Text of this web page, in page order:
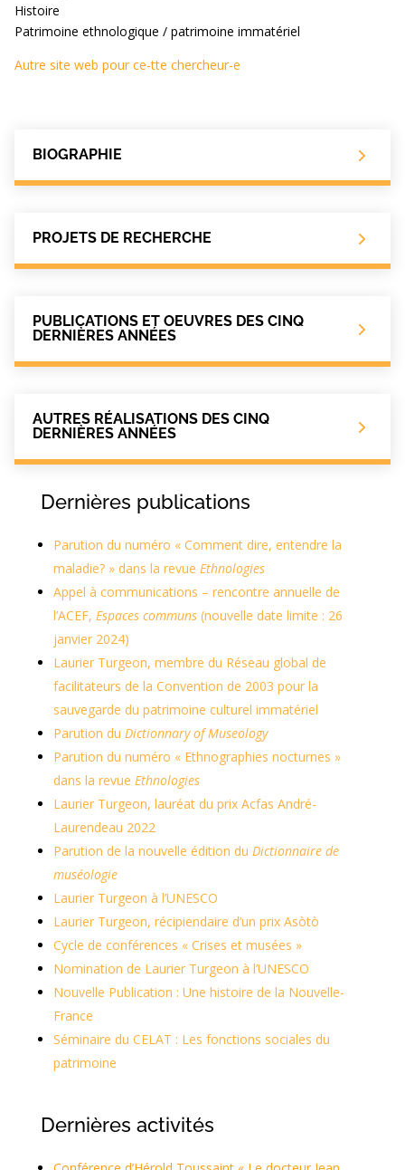
Histoire
Patrimoine ethnologique / patrimoine immatériel
Autre site web pour ce-tte chercheur-e
BIOGRAPHIE
PROJETS DE RECHERCHE
PUBLICATIONS ET OEUVRES DES CINQ
DERNIÈRES ANNÉES
AUTRES RÉALISATIONS DES CINQ
DERNIÈRES ANNÉES
Dernières publications
Parution du numéro « Comment dire, entendre la
maladie? » dans la revue Ethnologies
Appel à communications – rencontre annuelle de
l’ACEF, Espaces communs(nouvelle date limite : 26
janvier 2024)
Laurier Turgeon, membre du Réseau global de
facilitateurs de la Convention de 2003 pour la
sauvegarde du patrimoine culturel immatériel
Parution du Dictionnary of Museology
Parution du numéro « Ethnographies nocturnes »
dans la revue Ethnologies
Laurier Turgeon, lauréat du prix Acfas André-
Laurendeau 2022
Parution de la nouvelle édition du Dictionnaire de
muséologie
Laurier Turgeon à l’UNESCO
Laurier Turgeon, récipiendaire d’un prix Asòtò
Cycle de conférences « Crises et musées »
Nomination de Laurier Turgeon à l’UNESCO
Nouvelle Publication : Une histoire de la Nouvelle-
France
Séminaire du CELAT : Les fonctions sociales du
patrimoine
Dernières activités